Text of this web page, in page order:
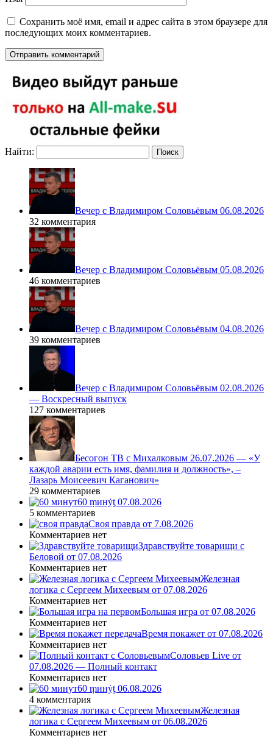
Сохранить моё имя, email и адрес сайта в этом браузере для
последующих моих комментариев.
Найти:
Вечер с Владимиром Соловьёвым 06.08.2026
32 комментария
Вечер с Владимиром Соловьёвым 05.08.2026
46 комментариев
Вечер с Владимиром Соловьёвым 04.08.2026
39 комментариев
Вечер с Владимиром Соловьёвым 02.08.2026
— Воскресный выпуск
127 комментариев
Бесогон ТВ с Михалковым 26.07.2026 — «У
каждой аварии есть имя, фамилия и должность», –
Лазарь Моисеевич Каганович»
29 комментариев
60 ṃинẏƫ 07.08.2026
5 комментариев
Своя правда от 7.08.2026
Комментариев нет
Здравствуйте товарищи с
Беловой от 07.08.2026
Комментариев нет
Железная
логика с Сергеем Михеевым от 07.08.2026
Комментариев нет
Большая игра от 07.08.2026
Комментариев нет
Время покажет от 07.08.2026
Комментариев нет
Соловьев Live от
07.08.2026 — Полный контакт
Комментариев нет
60 ṃинẏƫ 06.08.2026
4 комментария
Железная
логика с Сергеем Михеевым от 06.08.2026
Комментариев нет